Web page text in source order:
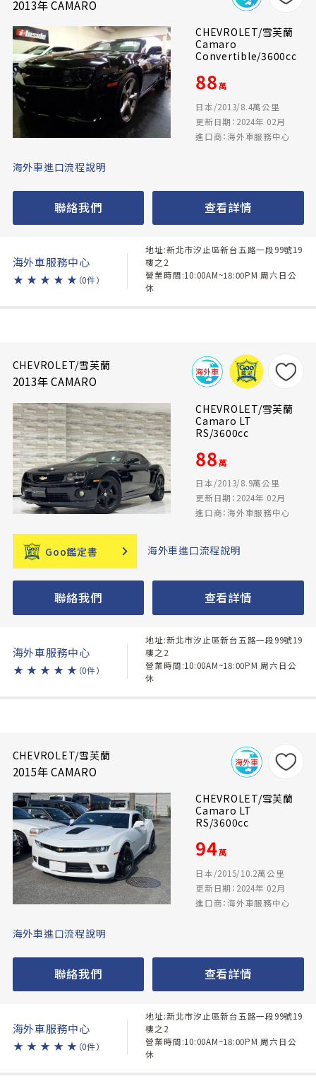
2013年 CAMARO
CHEVROLET/雪芙蘭
Camaro
Convertible/3600cc
88萬
日本/2013/8.4萬公里
更新日期：2024年 02月
進口商：海外車服務中心
海外車進口流程說明
聯絡我們 查看詳情
海外車服務中心
★ ★ ★ ★ ★ （0件）
地址:新北市汐止區新台五路一段99號19
樓之2
營業時間:10:00AM~18:00PM 周六日公
休
CHEVROLET/雪芙蘭
2013年 CAMARO
CHEVROLET/雪芙蘭
Camaro LT
RS/3600cc
88萬
日本/2013/8.9萬公里
更新日期：2024年 02月
進口商：海外車服務中心
Goo鑑定書 海外車進口流程說明
聯絡我們 查看詳情
海外車服務中心
★ ★ ★ ★ ★ （0件）
地址:新北市汐止區新台五路一段99號19
樓之2
營業時間:10:00AM~18:00PM 周六日公
休
CHEVROLET/雪芙蘭
2015年 CAMARO
CHEVROLET/雪芙蘭
Camaro LT
RS/3600cc
94萬
日本/2015/10.2萬公里
更新日期：2024年 02月
進口商：海外車服務中心
海外車進口流程說明
聯絡我們 查看詳情
海外車服務中心
★ ★ ★ ★ ★ （0件）
地址:新北市汐止區新台五路一段99號19
樓之2
營業時間:10:00AM~18:00PM 周六日公
休